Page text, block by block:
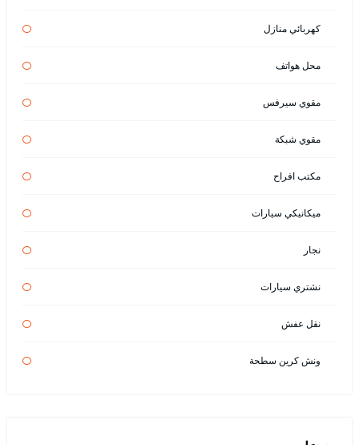
كهربائي منازل
محل هواتف
مقوي سيرفس
مقوي شبكة
مكتب افراح
ميكانيكي سيارات
نجار
نشتري سيارات
نقل عفش
ونش كرين سطحة